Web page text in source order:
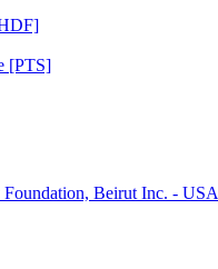
[PTS]
Foundation, Beirut Inc. - USA